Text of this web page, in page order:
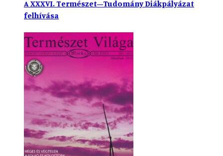
A XXXVI. Természet–Tudomány Diákpályázat
felhívása